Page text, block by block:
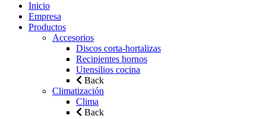
Inicio
Empresa
Productos
Accesorios
Discos corta-hortalizas
Recipientes hornos
Utensilios cocina
Back
Climatización
Clima
Back